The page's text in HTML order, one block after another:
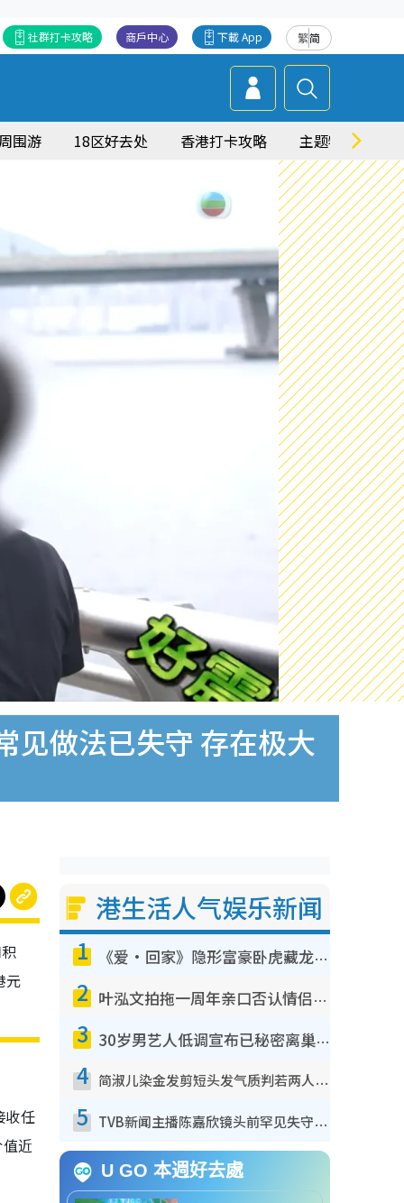
繁简
下載 App
商戶中心
社群打卡攻略
围游 18区好去处 香港打卡攻略 主题特集
见做法已失守 存在极大
元
收任
近
港生活人气娱乐新闻
1 《爱·回家》隐形富豪卧虎藏龙！盘点12位财气逼人的有钱艺人：这位美女3亿身家不愁做
2 叶泓文拍拖一周年亲口否认情侣关系？！被质疑感情造假竟称GM“普通同事”
3 30岁男艺人低调宣布已秘密离巢！人气急跌变失踪人口：“这几年过得并不容易”
4 简淑儿染金发剪短头发气质判若两人！吓坏老公麦大力都认不出：“你做什么？”
5 TVB新闻主播陈嘉欣镜头前罕见失守！遭林超英一句话突袭吓坏当场大笑
U GO 本週好去處